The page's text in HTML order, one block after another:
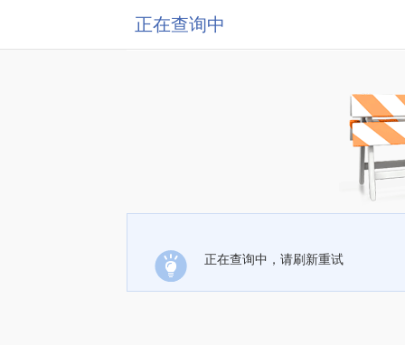
正在查询中
正在查询中，请刷新重试